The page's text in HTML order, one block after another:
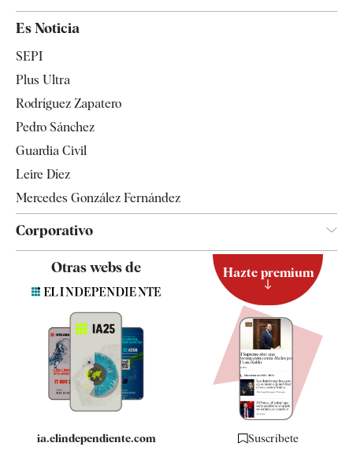
Televisión
Es Noticia
SEPI
Plus Ultra
Rodríguez Zapatero
Pedro Sánchez
Guardia Civil
Leire Díez
Mercedes González Fernández
Corporativo
Quiénes somos
Especificaciones
Otras webs de
ia.elindependiente.com
Hazte premium
Suscríbete